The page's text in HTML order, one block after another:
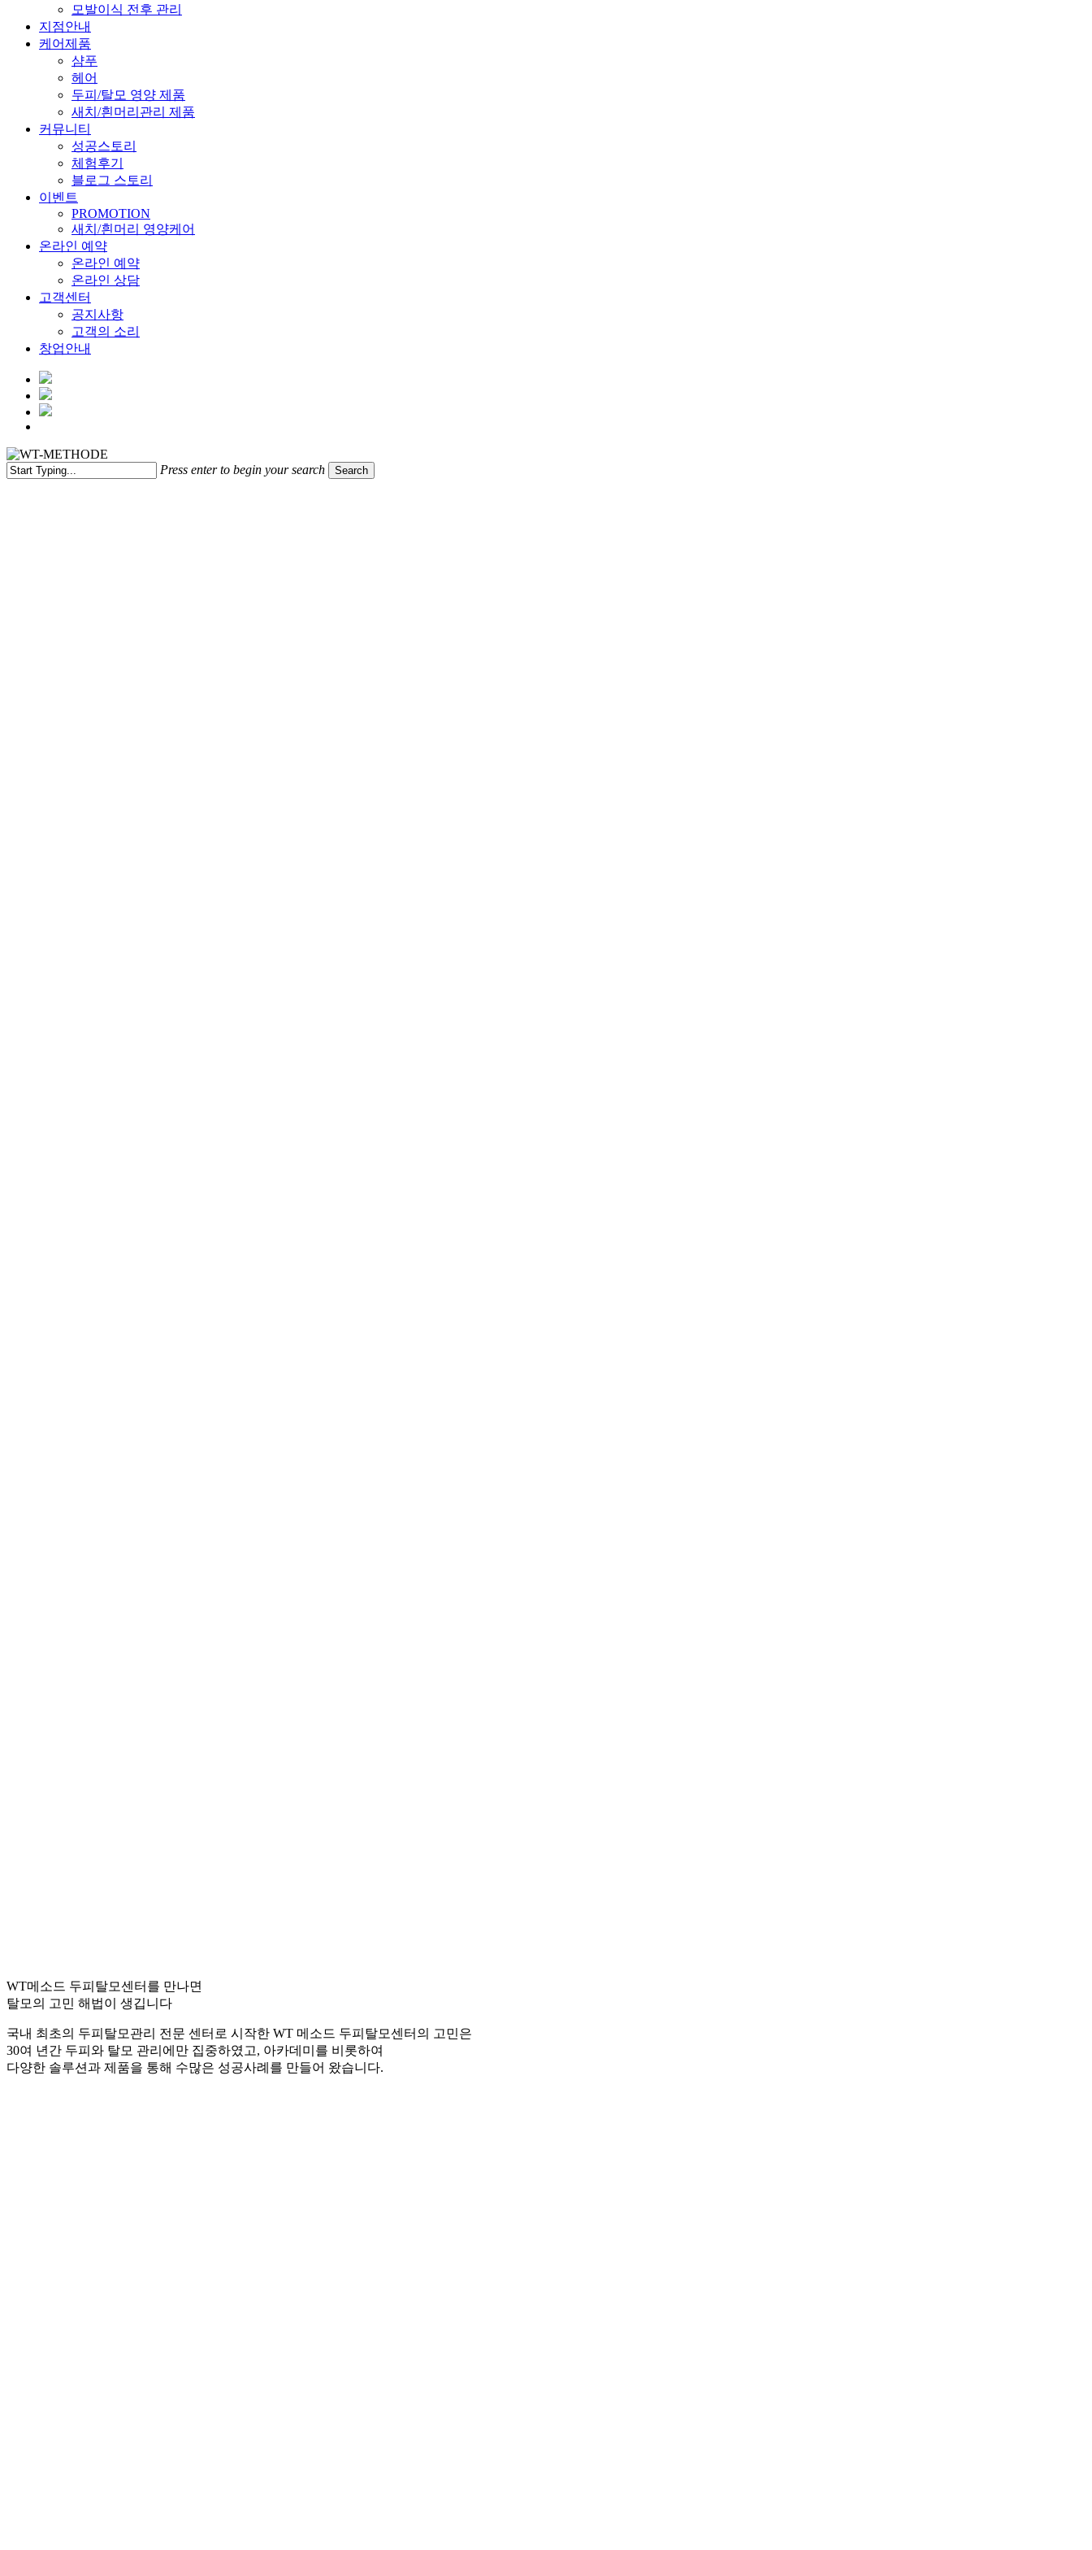
모발이식 전후 관리
지점안내
케어제품
샴푸
헤어
두피/탈모 영양 제품
새치/흰머리관리 제품
커뮤니티
성공스토리
체험후기
블로그 스토리
이벤트
PROMOTION
새치/흰머리 영양케어
온라인 예약
온라인 예약
온라인 상담
고객센터
공지사항
고객의 소리
창업안내
Press enter to begin your search Search
WT메소드 두피탈모센터를 만나면
탈모의 고민 해법이 생깁니다
국내 최초의 두피탈모관리 전문 센터로 시작한 WT 메소드 두피탈모센터의 고민은
30여 년간 두피와 탈모 관리에만 집중하였고, 아카데미를 비롯하여
다양한 솔루션과 제품을 통해 수많은 성공사례를 만들어 왔습니다.